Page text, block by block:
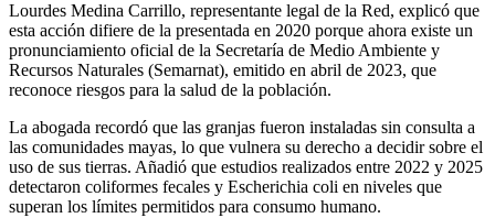
Lourdes Medina Carrillo, representante legal de la Red, explicó que
esta acción difiere de la presentada en 2020 porque ahora existe un
pronunciamiento oficial de la Secretaría de Medio Ambiente y
Recursos Naturales (Semarnat), emitido en abril de 2023, que
reconoce riesgos para la salud de la población.
La abogada recordó que las granjas fueron instaladas sin consulta a
las comunidades mayas, lo que vulnera su derecho a decidir sobre el
uso de sus tierras. Añadió que estudios realizados entre 2022 y 2025
detectaron coliformes fecales y Escherichia coli en niveles que
superan los límites permitidos para consumo humano.